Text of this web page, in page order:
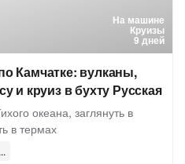
На машине
Круизы
9 дней
Камчатке: вулканы,
и круиз в бухту Русская
океана, заглянуть в
в термах